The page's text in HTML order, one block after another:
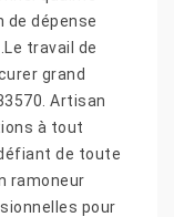
dépense
travail de
grand
Artisan
à tout
de toute
ramoneur
pour